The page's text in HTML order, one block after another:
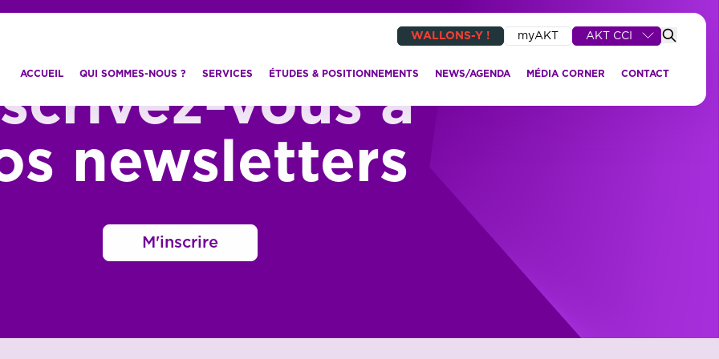
WALLONS-Y ! myAKT AKT CCI
ACCUEIL QUI SOMMES-NOUS ? SERVICES ÉTUDES & POSITIONNEMENTS NEWS/AGENDA MÉDIA CORNER CONTACT
vous à
newsletters
M'inscrire